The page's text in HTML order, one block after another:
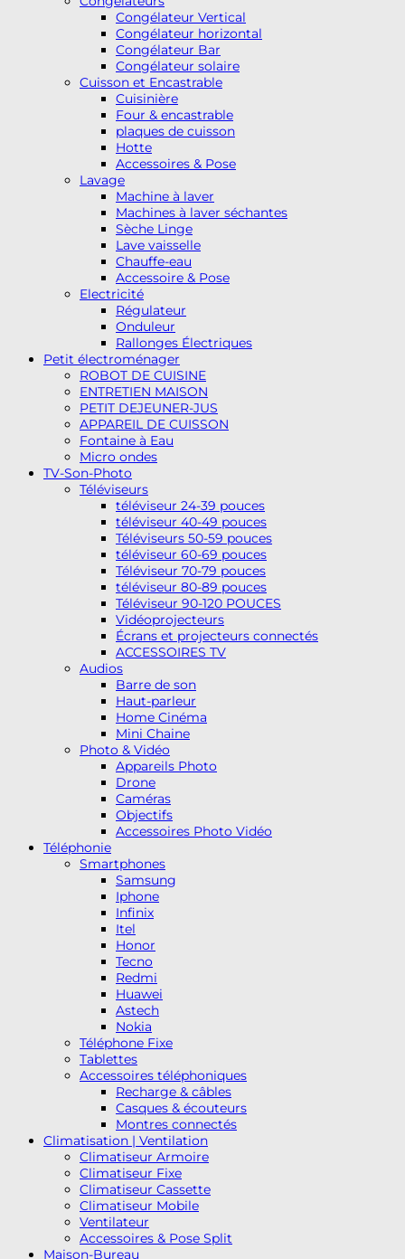
Congélateur Vertical
Congélateur horizontal
Congélateur Bar
Congélateur solaire
Cuisson et Encastrable
Cuisinière
Four & encastrable
plaques de cuisson
Hotte
Accessoires & Pose
Lavage
Machine à laver
Machines à laver séchantes
Sèche Linge
Lave vaisselle
Chauffe-eau
Accessoire & Pose
Electricité
Régulateur
Onduleur
Rallonges Électriques
Petit électroménager
ROBOT DE CUISINE
ENTRETIEN MAISON
PETIT DEJEUNER-JUS
APPAREIL DE CUISSON
Fontaine à Eau
Micro ondes
TV-Son-Photo
Téléviseurs
téléviseur 24-39 pouces
téléviseur 40-49 pouces
Téléviseurs 50-59 pouces
téléviseur 60-69 pouces
Téléviseur 70-79 pouces
téléviseur 80-89 pouces
Téléviseur 90-120 POUCES
Vidéoprojecteurs
Écrans et projecteurs connectés
ACCESSOIRES TV
Audios
Barre de son
Haut-parleur
Home Cinéma
Mini Chaine
Photo & Vidéo
Appareils Photo
Drone
Caméras
Objectifs
Accessoires Photo Vidéo
Téléphonie
Smartphones
Samsung
Iphone
Infinix
Itel
Honor
Tecno
Redmi
Huawei
Astech
Nokia
Téléphone Fixe
Tablettes
Accessoires téléphoniques
Recharge & câbles
Casques & écouteurs
Montres connectés
Climatisation | Ventilation
Climatiseur Armoire
Climatiseur Fixe
Climatiseur Cassette
Climatiseur Mobile
Ventilateur
Accessoires & Pose Split
Maison-Bureau